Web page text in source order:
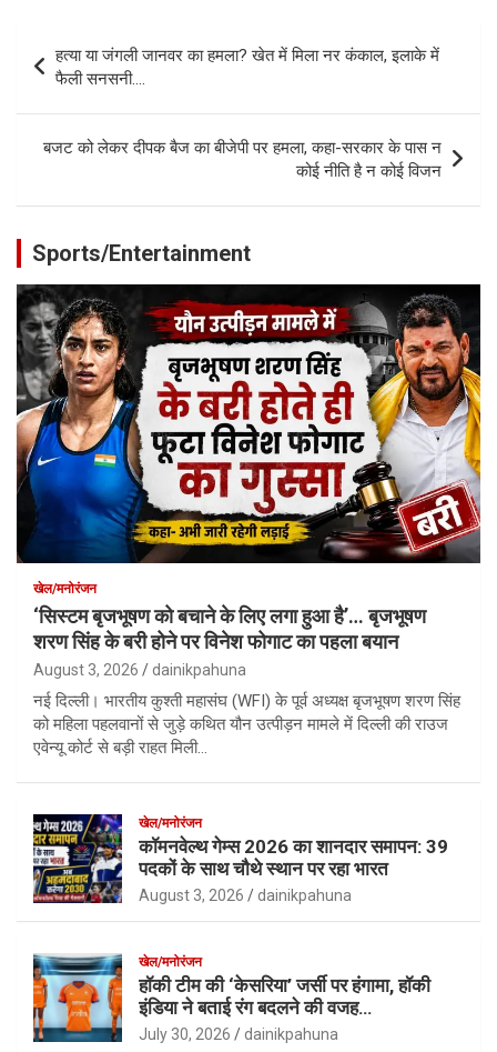
navigation
हत्या या जंगली जानवर का हमला? खेत में मिला नर कंकाल, इलाके में
फैली सनसनी….
बजट को लेकर दीपक बैज का बीजेपी पर हमला, कहा-सरकार के पास न
कोई नीति है न कोई विजन
Sports/Entertainment
खेल/मनोरंजन
‘सिस्टम बृजभूषण को बचाने के लिए लगा हुआ है’… बृजभूषण
शरण सिंह के बरी होने पर विनेश फोगाट का पहला बयान
August 3, 2026 dainikpahuna
नई दिल्ली। भारतीय कुश्ती महासंघ (WFI) के पूर्व अध्यक्ष बृजभूषण शरण सिंह
को महिला पहलवानों से जुड़े कथित यौन उत्पीड़न मामले में दिल्ली की राउज
एवेन्यू कोर्ट से बड़ी राहत मिली…
खेल/मनोरंजन
कॉमनवेल्थ गेम्स 2026 का शानदार समापन: 39
पदकों के साथ चौथे स्थान पर रहा भारत
August 3, 2026 dainikpahuna
खेल/मनोरंजन
हॉकी टीम की ‘केसरिया’ जर्सी पर हंगामा, हॉकी
इंडिया ने बताई रंग बदलने की वजह…
July 30, 2026 dainikpahuna